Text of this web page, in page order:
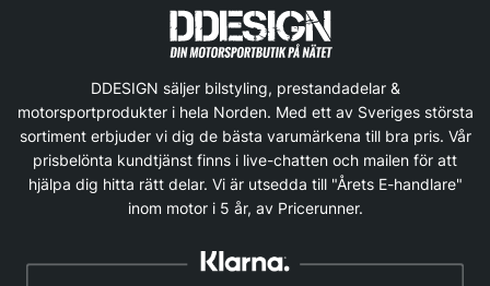
DDESIGN säljer bilstyling, prestandadelar &
motorsportprodukter i hela Norden. Med ett av Sveriges största
sortiment erbjuder vi dig de bästa varumärkena till bra pris. Vår
prisbelönta kundtjänst finns i live-chatten och mailen för att
hjälpa dig hitta rätt delar. Vi är utsedda till "Årets E-handlare"
inom motor i 5 år, av Pricerunner.